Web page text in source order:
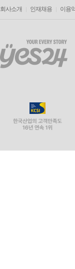
회사소개 인재채용 이용